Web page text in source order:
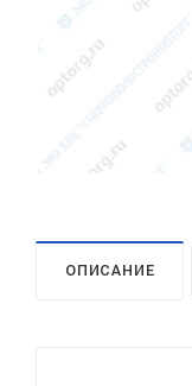
ОПИСАНИЕ